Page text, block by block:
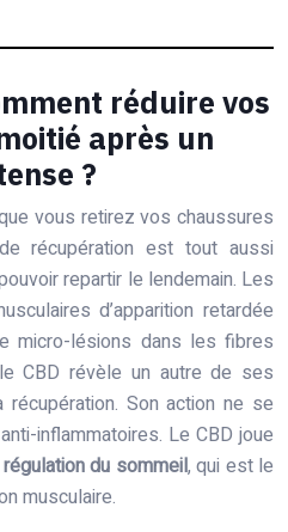
réduire vos
après un
?
vous retirez vos chaussures
récupération est tout aussi
repartir le lendemain. Les
d’apparition retardée
micro-lésions dans les fibres
CBD révèle un autre de ses
Son action ne se
inflammatoires. Le CBD joue
régulation du sommeil, qui est le
musculaire.